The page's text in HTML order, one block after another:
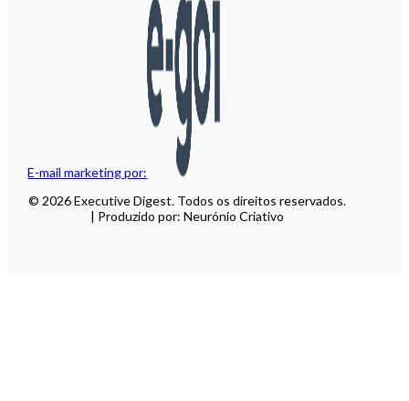
E-mail marketing por:
© 2026 Executive Digest. Todos os direitos reservados.
| Produzido por: Neurónio Criativo